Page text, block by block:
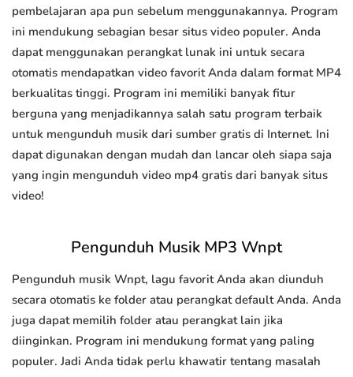
pembelajaran apa pun sebelum menggunakannya. Program
ini mendukung sebagian besar situs video populer. Anda
dapat menggunakan perangkat lunak ini untuk secara
otomatis mendapatkan video favorit Anda dalam format MP4
berkualitas tinggi. Program ini memiliki banyak fitur
berguna yang menjadikannya salah satu program terbaik
untuk mengunduh musik dari sumber gratis di Internet. Ini
dapat digunakan dengan mudah dan lancar oleh siapa saja
yang ingin mengunduh video mp4 gratis dari banyak situs
video!
Pengunduh Musik MP3 Wnpt
Pengunduh musik Wnpt, lagu favorit Anda akan diunduh
secara otomatis ke folder atau perangkat default Anda. Anda
juga dapat memilih folder atau perangkat lain jika
diinginkan. Program ini mendukung format yang paling
populer. Jadi Anda tidak perlu khawatir tentang masalah